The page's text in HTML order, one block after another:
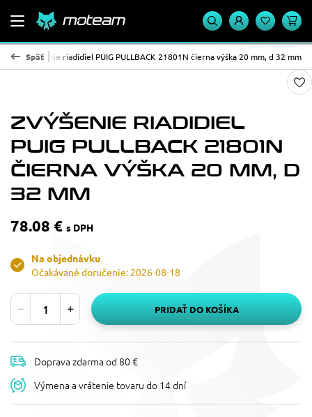
Späť
Zvýšenie riadidiel PUIG PULLBACK 21801N čierna výška 20 mm, d 32 mm
ZVÝŠENIE RIADIDIEL
PUIG PULLBACK 21801N
ČIERNA VÝŠKA 20 MM, D
32 MM
78.08 € s DPH
Na objednávku
Očakávané doručenie: 2026-08-18
PRIDAŤ DO KOŠÍKA
Doprava zdarma od 80 €
Výmena a vrátenie tovaru do 14 dní